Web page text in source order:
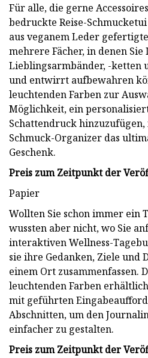
Für alle, die gerne
bedruckte Reise-Schmucketui
aus veganem Leder
mehrere Fächer, in denen Sie
Lieblingsarmbänder, -ketten
und entwirrt aufbewahren
leuchtenden Farben zur
Möglichkeit, ein
Schattendruck
Schmuck-Organizer das
Geschenk.
Preis zum Zeitpunkt der
Papier
Wollten Sie schon immer ein
wussten aber nicht, wo Sie
interaktiven Wellness-
sie ihre Gedanken, Ziele und
einem Ort zusammenfassen.
leuchtenden Farben
mit geführten
Abschnitten, um den
einfacher zu gestalten.
Preis zum Zeitpunkt der